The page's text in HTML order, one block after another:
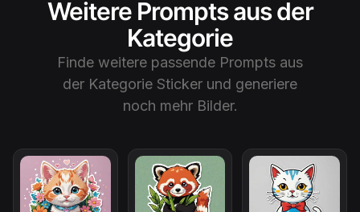
Weitere Prompts aus der
Kategorie
Finde weitere passende Prompts aus
der Kategorie Sticker und generiere
noch mehr Bilder.